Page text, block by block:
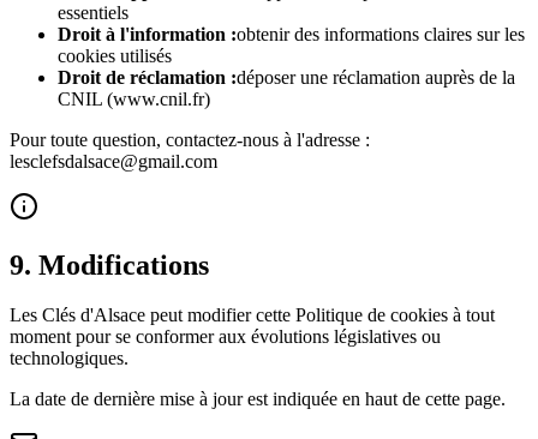
essentiels
Droit à l'information :obtenir des informations claires sur les
cookies utilisés
Droit de réclamation :déposer une réclamation auprès de la
CNIL (www.cnil.fr)
Pour toute question, contactez-nous à l'adresse :
lesclefsdalsace@gmail.com
9. Modifications
Les Clés d'Alsace peut modifier cette Politique de cookies à tout
moment pour se conformer aux évolutions législatives ou
technologiques.
La date de dernière mise à jour est indiquée en haut de cette page.